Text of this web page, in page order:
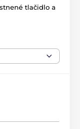
tlačidlo a
8 cm